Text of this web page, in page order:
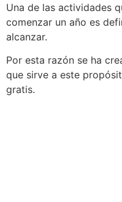
Una de las actividades
comenzar un año es
alcanzar.
Por esta razón se ha
que sirve a este
gratis.